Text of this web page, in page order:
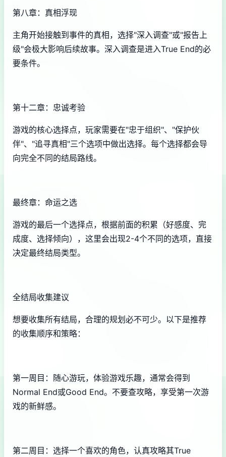
第八章：真相浮现
主角开始接触到事件的真相，选择"深入调查"或"报告上
级"会极大影响后续故事。深入调查是进入True End的必
要条件。
第十二章：忠诚考验
游戏的核心选择点，玩家需要在"忠于组织"、"保护伙
伴"、"追寻真相"三个选项中做出选择。每个选择都会导
向完全不同的结局路线。
最终章：命运之选
游戏的最后一个选择点，根据前面的积累（好感度、完
成度、选择倾向），这里会出现2-4个不同的选项，直接
决定最终结局类型。
全结局收集建议
想要收集所有结局，合理的规划必不可少。以下是推荐
的收集顺序和策略：
第一周目：随心游玩，体验游戏乐趣，通常会得到
Normal End或Good End。不要查攻略，享受第一次游
戏的新鲜感。
第二周目：选择一个喜欢的角色，认真攻略其True